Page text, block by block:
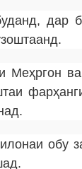
дар
Меҳргон
обу